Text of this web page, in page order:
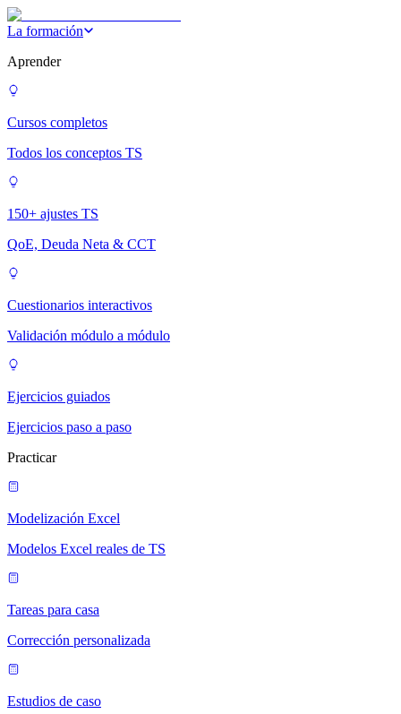
La formación
Aprender
Cursos completos
Todos los conceptos TS
150+ ajustes TS
QoE, Deuda Neta & CCT
Cuestionarios interactivos
Validación módulo a módulo
Ejercicios guiados
Ejercicios paso a paso
Practicar
Modelización Excel
Modelos Excel reales de TS
Tareas para casa
Corrección personalizada
Estudios de caso